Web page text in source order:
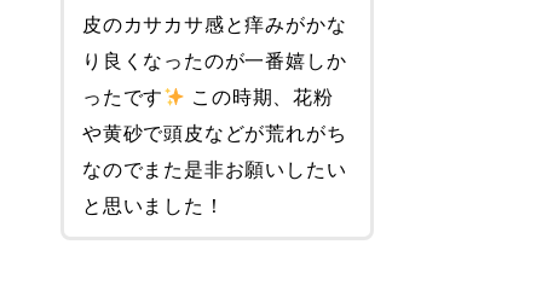
皮のカサカサ感と痒みがかな
り良くなったのが一番嬉しか
ったです
この時期、花粉
や黄砂で頭皮などが荒れがち
なのでまた是非お願いしたい
と思いました！